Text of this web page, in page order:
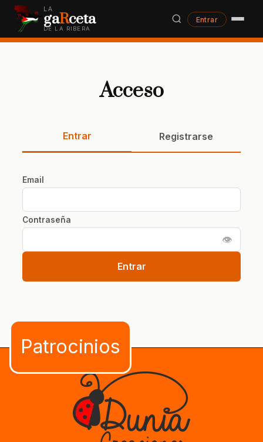
LA
gaRceta
DE LA RIBERA
Entrar
Acceso
Entrar Registrarse
Email
Contraseña
👁
Entrar